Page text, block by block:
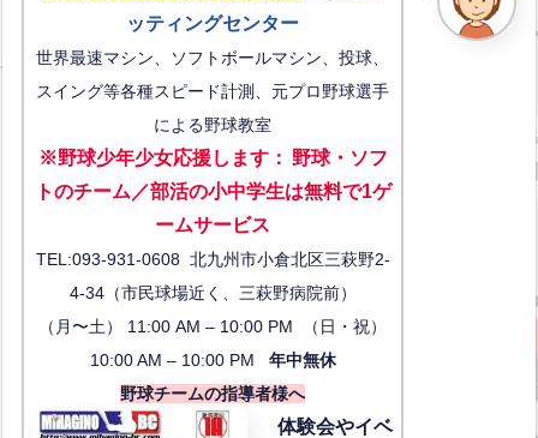
ッティングセンター
世界最速マシン、ソフトボールマシン、投球、
スイング等各種スピード計測、元プロ野球選手
による野球教室
※野球少年少女応援します： 野球・ソフ
トのチーム／部活の小中学生は無料で1ゲ
ームサービス
TEL:093-931-0608 北九州市小倉北区三萩野2-
4-34（市民球場近く、三萩野病院前）
（月〜土） 11:00 AM – 10:00 PM （日・祝）
10:00 AM – 10:00 PM 年中無休
野球チームの指導者様へ
体験会やイベ